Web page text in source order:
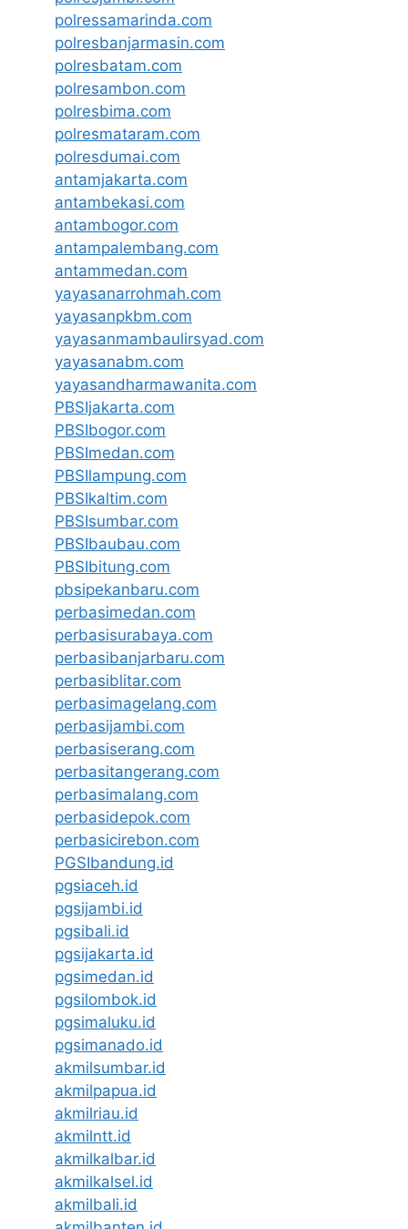
polressamarinda.com
polresbanjarmasin.com
polresbatam.com
polresambon.com
polresbima.com
polresmataram.com
polresdumai.com
antamjakarta.com
antambekasi.com
antambogor.com
antampalembang.com
antammedan.com
yayasanarrohmah.com
yayasanpkbm.com
yayasanmambaulirsyad.com
yayasanabm.com
yayasandharmawanita.com
PBSIjakarta.com
PBSIbogor.com
PBSImedan.com
PBSIlampung.com
PBSIkaltim.com
PBSIsumbar.com
PBSIbaubau.com
PBSIbitung.com
pbsipekanbaru.com
perbasimedan.com
perbasisurabaya.com
perbasibanjarbaru.com
perbasiblitar.com
perbasimagelang.com
perbasijambi.com
perbasiserang.com
perbasitangerang.com
perbasimalang.com
perbasidepok.com
perbasicirebon.com
PGSIbandung.id
pgsiaceh.id
pgsijambi.id
pgsibali.id
pgsijakarta.id
pgsimedan.id
pgsilombok.id
pgsimaluku.id
pgsimanado.id
akmilsumbar.id
akmilpapua.id
akmilriau.id
akmilntt.id
akmilkalbar.id
akmilkalsel.id
akmilbali.id